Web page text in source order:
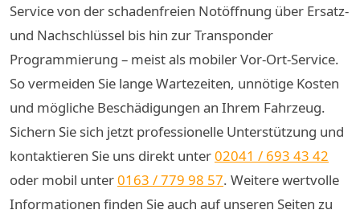
Service von der schadenfreien Notöffnung über Ersatz-
und Nachschlüssel bis hin zur Transponder
Programmierung – meist als mobiler Vor-Ort-Service.
So vermeiden Sie lange Wartezeiten, unnötige Kosten
und mögliche Beschädigungen an Ihrem Fahrzeug.
Sichern Sie sich jetzt professionelle Unterstützung und
kontaktieren Sie uns direkt unter02041 / 693 43 42
oder mobil unter0163 / 779 98 57. Weitere wertvolle
Informationen finden Sie auch auf unseren Seiten zu